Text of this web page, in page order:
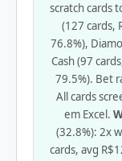
scratch cards
(127 cards,
76.8%),
Cash (97
79.5%). Bet
All cards
em Excel.
(32.8%): 2x
cards, avg